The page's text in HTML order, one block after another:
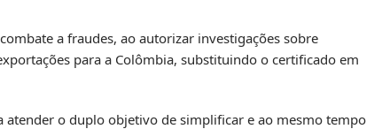
a fraudes, ao autorizar investigações sobre
para a Colômbia, substituindo o certificado em
atender o duplo objetivo de simplificar e ao mesmo tempo